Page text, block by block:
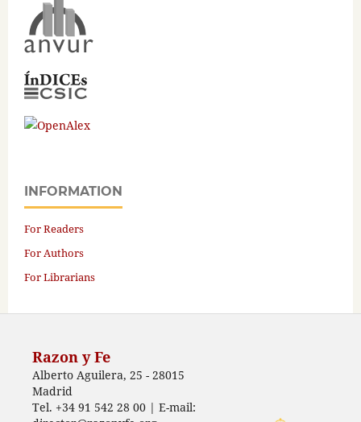
INFORMATION
For Readers
For Authors
For Librarians
Razon y Fe
Alberto Aguilera, 25 - 28015
Madrid
Tel. +34 91 542 28 00 | E-mail: